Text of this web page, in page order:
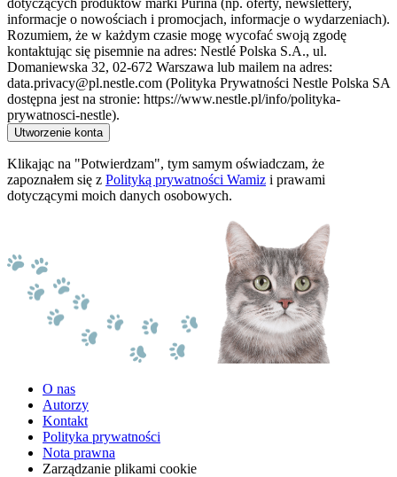
dotyczących produktów marki Purina (np. oferty, newslettery,
informacje o nowościach i promocjach, informacje o wydarzeniach).
Rozumiem, że w każdym czasie mogę wycofać swoją zgodę
kontaktując się pisemnie na adres: Nestlé Polska S.A., ul.
Domaniewska 32, 02-672 Warszawa lub mailem na adres:
data.privacy@pl.nestle.com (Polityka Prywatności Nestle Polska SA
dostępna jest na stronie: https://www.nestle.pl/info/polityka-
prywatnosci-nestle).
Utworzenie konta
Klikając na "Potwierdzam", tym samym oświadczam, że
zapoznałem się z Polityką prywatności Wamiz i prawami
dotyczącymi moich danych osobowych.
O nas
Autorzy
Kontakt
Polityka prywatności
Nota prawna
Zarządzanie plikami cookie